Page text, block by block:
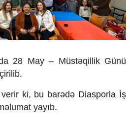
28 May – Müstəqillik Günü
ki, bu barədə Diasporla İş
yayıb.